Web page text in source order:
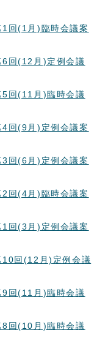
回(1月)臨時会議案
6回(12月)定例会議
5回(11月)臨時会議
回(9月)定例会議案
回(6月)定例会議案
回(4月)臨時会議案
回(3月)定例会議案
10回(12月)定例会議
9回(11月)臨時会議
8回(10月)臨時会議